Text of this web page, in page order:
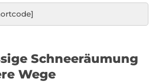
Schneeräumung
Wege